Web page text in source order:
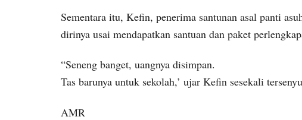
Sementara itu, Kefin, penerima santunan asal panti
dirinya usai mendapatkan santuan dan paket
“Seneng banget, uangnya disimpan.
Tas barunya untuk sekolah,’ ujar Kefin sesekali
AMR